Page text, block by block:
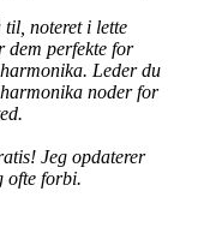
noteret i lette
dem perfekte for
Leder du
noder for
Jeg opdaterer
ofte forbi.